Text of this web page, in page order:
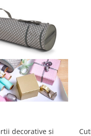
decorative si